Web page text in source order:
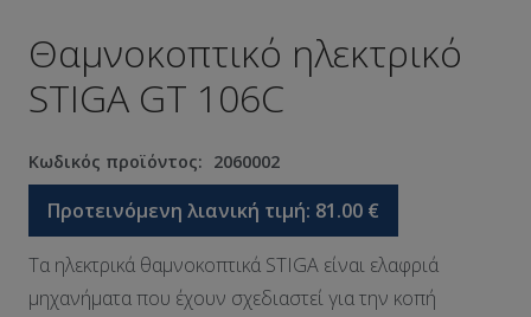
Θαμνοκοπτικό ηλεκτρικό
STIGA GT 106C
Κωδικός προϊόντος: 2060002
Προτεινόμενη λιανική τιμή: 81.00 €
Τα ηλεκτρικά θαμνοκοπτικά STIGA είναι ελαφριά
μηχανήματα που έχουν σχεδιαστεί για την κοπή